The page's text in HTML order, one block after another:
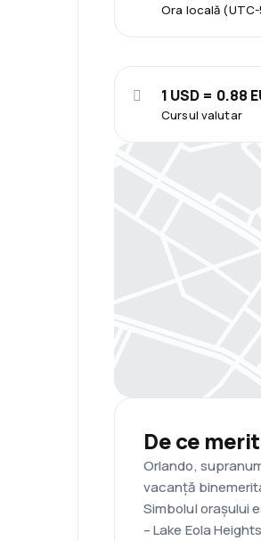
Ora locală
Cursul valutar
1 USD = 0.88
De ce
Orlando,
vacanță
Simbolul orașului
– Lake Eola